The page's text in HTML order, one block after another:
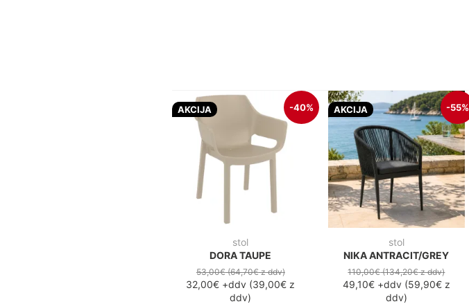
AKCIJA -40%
stol
DORA TAUPE
53,00€(64,70€z ddv)
32,00€ +ddv (39,00€ z
ddv)
AKCIJA -55%
stol
NIKA ANTRACIT/GREY
110,00€(134,20€z ddv)
49,10€+ddv(59,90€z
ddv)